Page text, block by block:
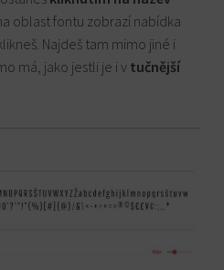
oblast fontu zobrazí nabídka
Najdeš tam mimo jiné i
má, jako jestli je i v tučnější